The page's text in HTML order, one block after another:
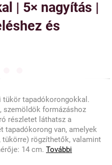
| 5× nagyítás |
és
tükör tapadókorongokkal.
szemöldök formázáshoz
részletet láthatsz a
tapadókorong van, amelyek
rögzíthetők, valamint
14 cm. További